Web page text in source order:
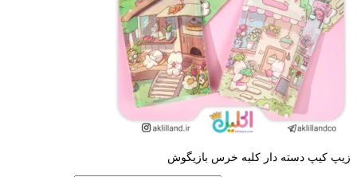
زیپ کیپ دسته دار کلبه خرس بازیگوش